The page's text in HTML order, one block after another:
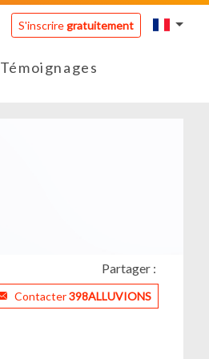
S'inscriregratuitement
Témoignages
Partager :
Contacter398ALLUVIONS